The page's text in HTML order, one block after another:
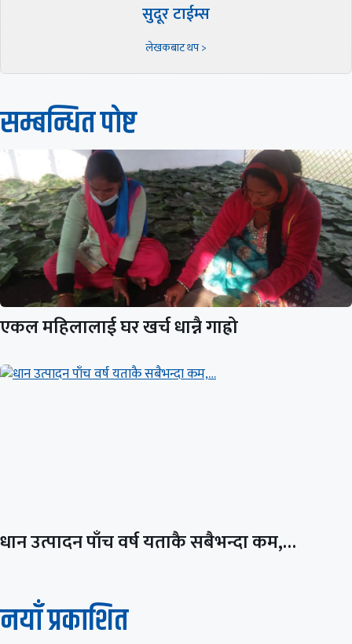
सुदूर टाईम्स
लेखकबाट थप >
सम्बन्धित पाेष्ट
एकल महिलालाई घर खर्च धान्नै गाह्रो
धान उत्पादन पाँच वर्ष यताकै सबैभन्दा कम,…
नयाँ प्रकाशित